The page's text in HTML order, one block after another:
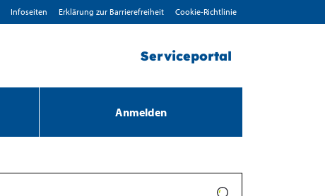
Infoseiten Erklärung zur Barrierefreiheit Cookie-Richtlinie
Serviceportal
Anmelden